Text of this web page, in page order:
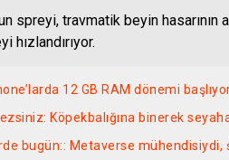
spreyi, travmatik beyin hasarının
hızlandırıyor.
12 GB RAM dönemi
Köpekbalığına binerek
bugün:: Metaverse mühendisiydi,